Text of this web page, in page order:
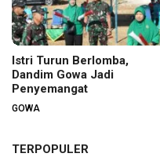
Istri Turun Berlomba,
Dandim Gowa Jadi
Penyemangat
GOWA
TERPOPULER